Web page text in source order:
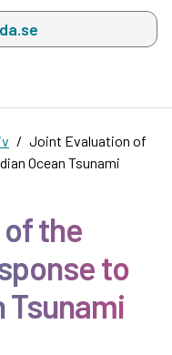
kommer att visas
Joint Evaluation of
Ocean Tsunami
the
to
Tsunami